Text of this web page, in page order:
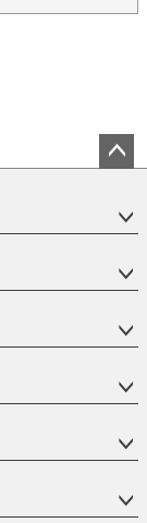
ップ